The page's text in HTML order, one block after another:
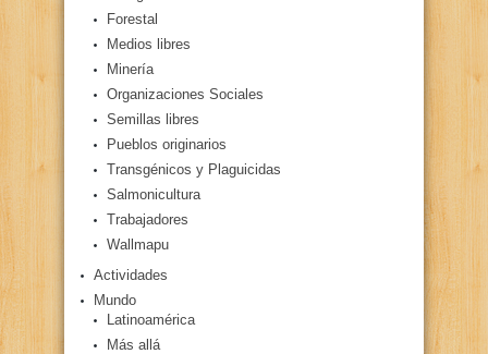
Forestal
Medios libres
Minería
Organizaciones Sociales
Semillas libres
Pueblos originarios
Transgénicos y Plaguicidas
Salmonicultura
Trabajadores
Wallmapu
Actividades
Mundo
Latinoamérica
Más allá